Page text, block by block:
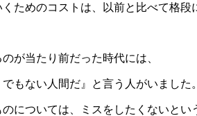
ためのコストは、以前と比べて格段
が当たり前だった時代には、
でもない人間だ』と言う人がいました。
については、ミスをしたくないとい